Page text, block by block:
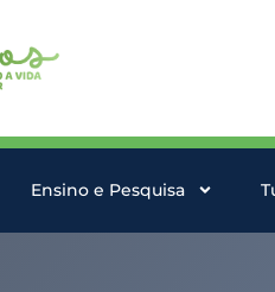
Ensino e Pesquisa